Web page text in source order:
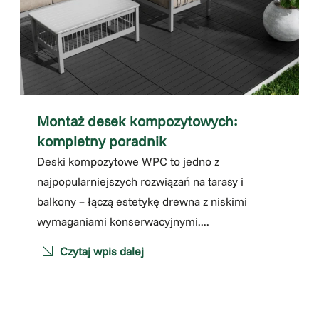
Montaż desek kompozytowych:
kompletny poradnik
Deski kompozytowe WPC to jedno z
najpopularniejszych rozwiązań na tarasy i
balkony – łączą estetykę drewna z niskimi
wymaganiami konserwacyjnymi....
Czytaj wpis dalej